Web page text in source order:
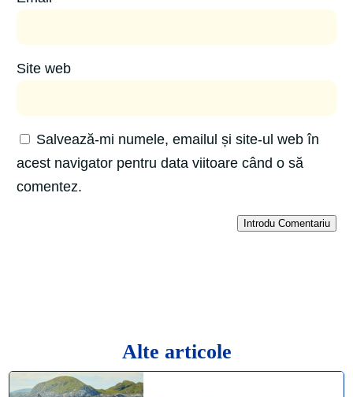
Site web
Salvează-mi numele, emailul și site-ul web în
acest navigator pentru data viitoare când o să
comentez.
Introdu Comentariu
Alte articole